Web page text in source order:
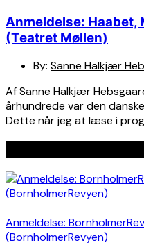
Anmeldelse: Haabet,
(Teatret Møllen)
By: Sanne Halkjær
Af Sanne Halkjær
århundrede var den
Dette når jeg at læse i
Anmeldelse:
(BornholmerRevyen)